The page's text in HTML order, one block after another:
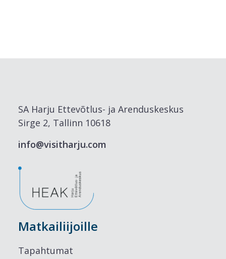
SA Harju Ettevõtlus- ja Arenduskeskus
Sirge 2, Tallinn 10618
info@visitharju.com
Matkailiijoille
Tapahtumat